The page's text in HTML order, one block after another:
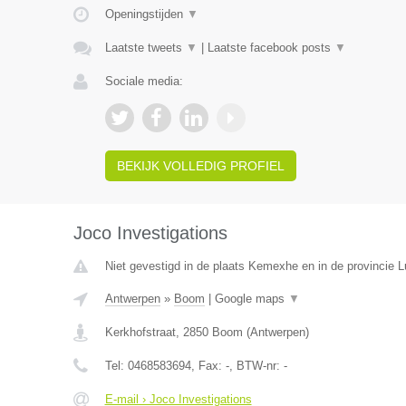
Openingstijden ▼
Laatste tweets ▼ Laatste facebook posts ▼
Sociale media:
BEKIJK VOLLEDIG PROFIEL
Joco Investigations
Niet gevestigd in de plaats Kemexhe en in de provincie
Antwerpen» Boom Google maps ▼
Kerkhofstraat, 2850 Boom (Antwerpen)
Tel: 0468583694, Fax: -, BTW-nr: -
E-mail › Joco Investigations